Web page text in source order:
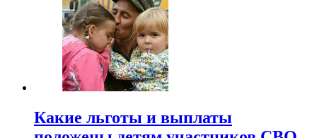
Какие льготы и выплаты